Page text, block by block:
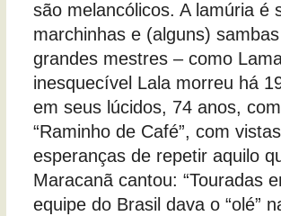
são melancólicos. A lamúria
marchinhas e (alguns)
grandes mestres – como
inesquecível Lala morreu há
em seus lúcidos, 74 anos,
“Raminho de Café”, com
esperanças de repetir aquilo
Maracanã cantou: “Touradas
equipe do Brasil dava o “olé”